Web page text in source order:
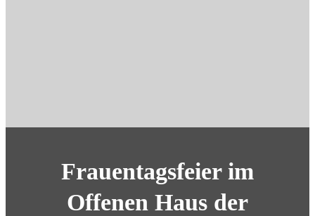
Frauentagsfeier im
Offenen Haus der